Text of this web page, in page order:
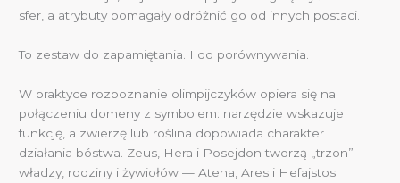
sfer, a atrybuty pomagały odróżnić go od innych postaci.
To zestaw do zapamiętania. I do porównywania.
W praktyce rozpoznanie olimpijczyków opiera się na
połączeniu domeny z symbolem: narzędzie wskazuje
funkcję, a zwierzę lub roślina dopowiada charakter
działania bóstwa. Zeus, Hera i Posejdon tworzą „trzon”
władzy, rodziny i żywiołów — Atena, Ares i Hefajstos